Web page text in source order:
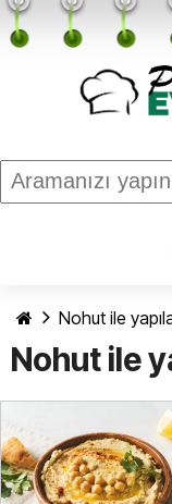
Nohut ile
Nohut ile